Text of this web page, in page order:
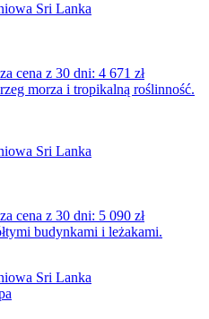
Sri Lanka
cena z 30 dni: 4 671 zł
Sri Lanka
cena z 30 dni: 5 090 zł
Sri Lanka